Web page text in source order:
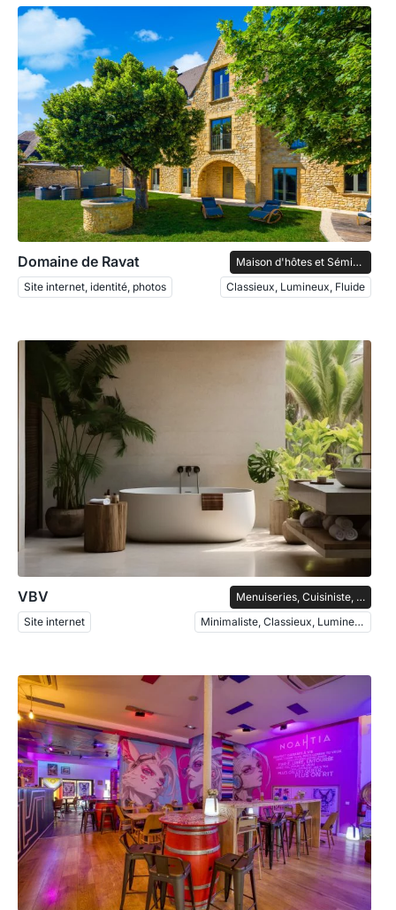
Domaine de Ravat
Maison d'hôtes et Séminaires
Site internet, identité, photos
Classieux, Lumineux, Fluide
VBV
Menuiseries, Cuisiniste, Salles de bain
Site internet
Minimaliste, Classieux, Lumineux